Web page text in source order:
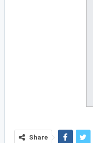
Share